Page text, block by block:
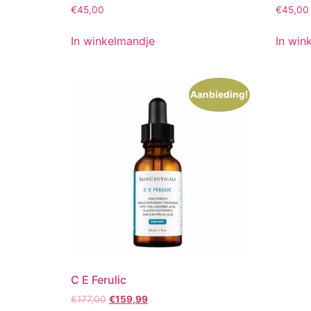
€45,00
In winkelmandje
€45,00
In
Aanbieding!
C E Ferulic
€177,00 Oorspronkelijke
€159,99Huidige